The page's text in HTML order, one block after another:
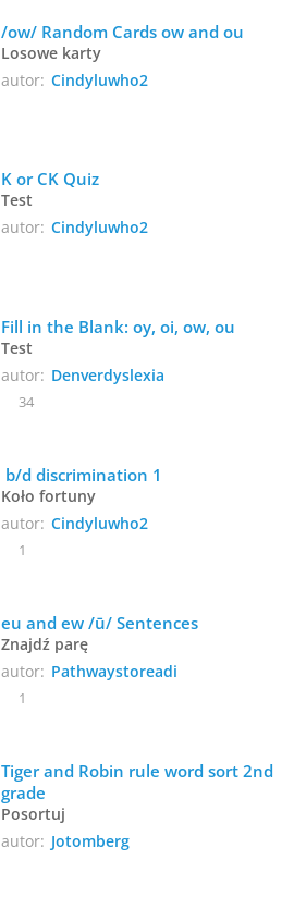
/ow/ Random Cards ow and ou
Losowe karty
autor: Cindyluwho2
K or CK Quiz
Test
autor: Cindyluwho2
Fill in the Blank: oy, oi, ow, ou
Test
autor: Denverdyslexia
34
b/d discrimination 1
Koło fortuny
autor: Cindyluwho2
1
eu and ew /ū/ Sentences
Znajdź parę
autor: Pathwaystoreadi
1
Tiger and Robin rule word sort 2nd
grade
Posortuj
autor: Jotomberg